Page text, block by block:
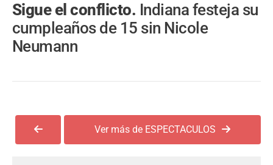
Sigue el conflicto. Indiana festeja su
cumpleaños de 15 sin Nicole
Neumann
Ver más de ESPECTACULOS